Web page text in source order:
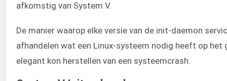
afkomstig van System V.
De manier waarop elke versie van de init-daemon
afhandelen wat een Linux-systeem nodig heeft op het
elegant kon herstellen van een systeemcrash.